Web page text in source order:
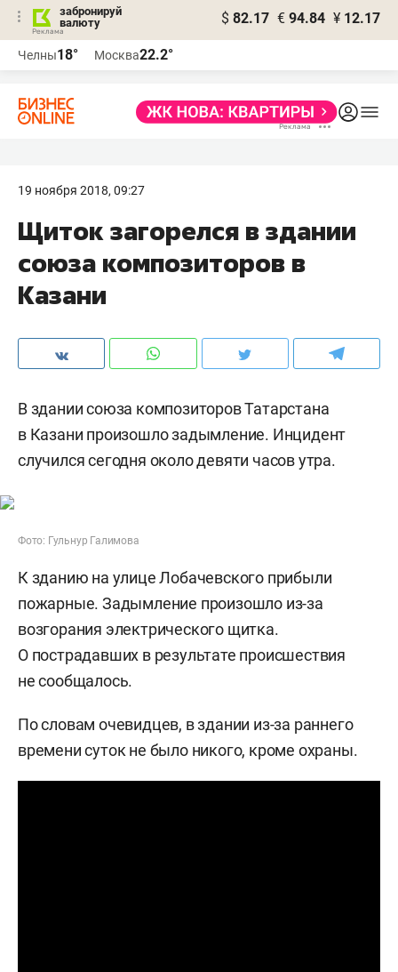
забронируй
валюту
$ 82.17 € 94.84 ¥ 12.17
Челны18° Москва22.2°
19 ноября 2018, 09:27
Щиток загорелся в здании
союза композиторов в
Казани
В здании союза композиторов Татарстана
в Казани произошло задымление. Инцидент
случился сегодня около девяти часов утра.
Фото: Гульнур Галимова
К зданию на улице Лобачевского прибыли
пожарные. Задымление произошло из-за
возгорания электрического щитка.
О пострадавших в результате происшествия
не сообщалось.
По словам очевидцев, в здании из-за раннего
времени суток не было никого, кроме охраны.